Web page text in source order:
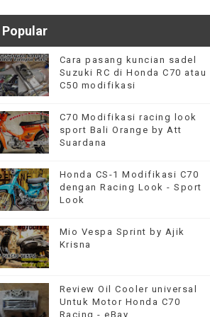
Popular
Cara pasang kuncian sadel
Suzuki RC di Honda C70 atau
C50 modifikasi
C70 Modifikasi racing look
sport Bali Orange by Att
Suardana
Honda CS-1 Modifikasi C70
dengan Racing Look - Sport
Look
Mio Vespa Sprint by Ajik
Krisna
Review Oil Cooler universal
Untuk Motor Honda C70
Racing - eBay